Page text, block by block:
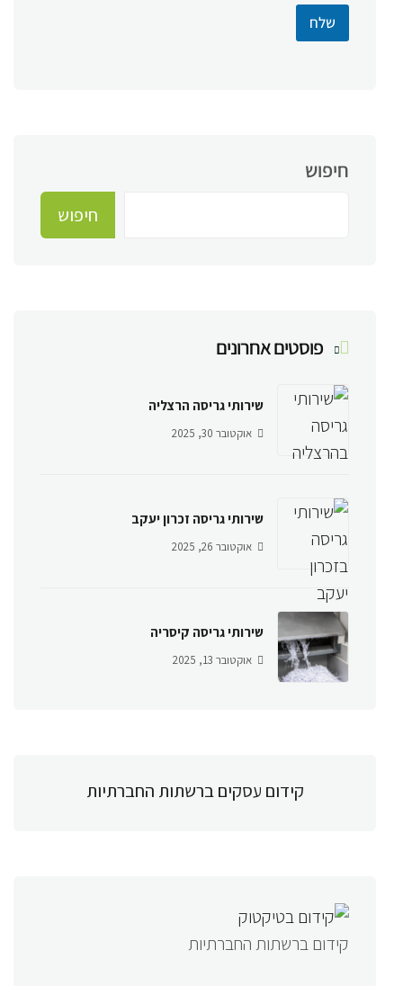
שלח
חיפוש
חיפוש
פוסטים אחרונים
שירותי גריסה הרצליה
אוקטובר 30, 2025
שירותי גריסה זכרון יעקב
אוקטובר 26, 2025
שירותי גריסה קיסריה
אוקטובר 13, 2025
קידום עסקים ברשתות החברתיות
קידום ברשתות החברתיות